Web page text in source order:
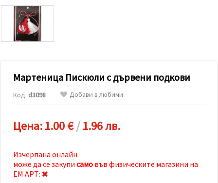
релевантно
съдържание
и реклами,
включително
с помощта
маркетинг.
Можеш да
използваме
всички
натиснеш
"Приеми
всички!"
или да
Мартеница Пискюли с дървени подкови
Код: d3098 Добави в любими
Цена:1.00 €/1.96 лв.
Изчерпана онлайн
може да се закупи само във физическите магазини на
ЕМ АРТ: